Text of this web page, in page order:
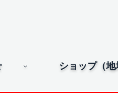
ショップ（地